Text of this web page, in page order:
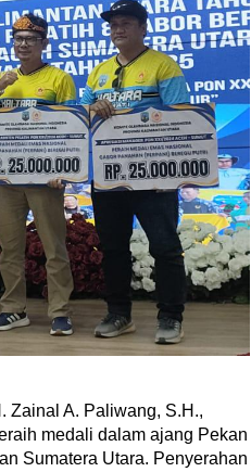
Zainal A. Paliwang, S.H.,
medali dalam ajang Pekan
Sumatera Utara. Penyerahan